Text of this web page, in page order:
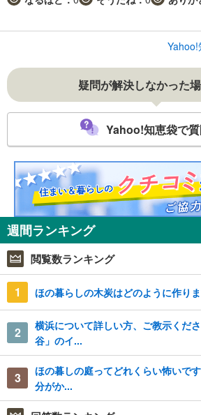
疑問が解決しなかった
Yahoo!知恵袋で
週間ランキング
閲覧数ランキング
1 ほの暮らしの木炭はどのように作り
2
横浜について詳しい方、ご教示くだ
谷」のイ...
3
ほの暮しの庭ってどれくらい怖いで
分がか...